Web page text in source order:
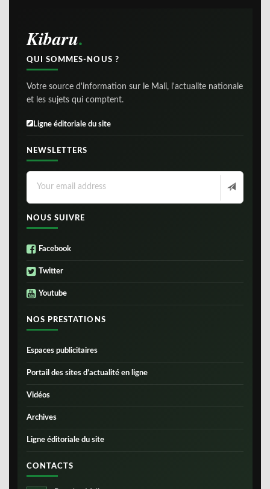
Kibaru
QUI SOMMES-NOUS ?
Votre source d'information sur le Mali, l'actualite nationale
et les sujets qui comptent.
Ligne éditoriale du site
NEWSLETTERS
NOUS SUIVRE
Facebook
Twitter
Youtube
NOS PRESTATIONS
Espaces publicitaires
Portail des sites d’actualité en ligne
Vidéos
Archives
Ligne éditoriale du site
CONTACTS